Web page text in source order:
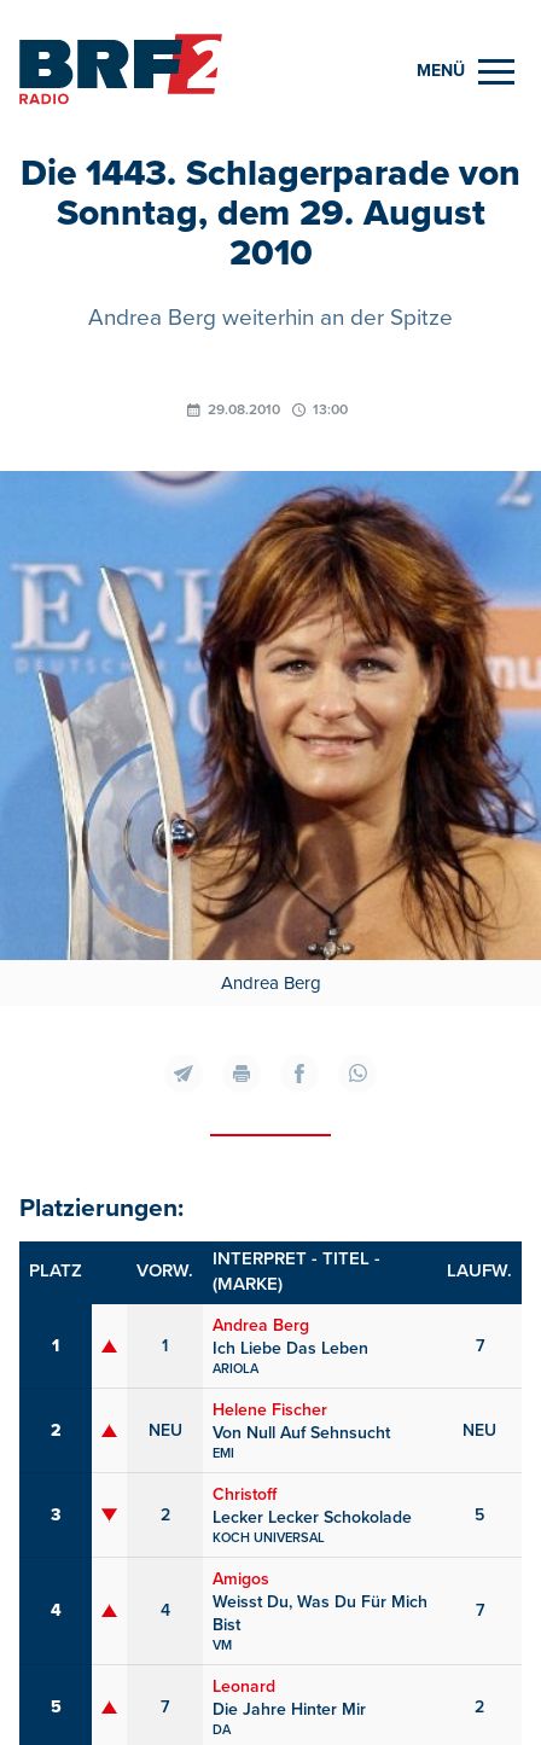
MENÜ
Die 1443. Schlagerparade von
Sonntag, dem 29. August
2010
Andrea Berg weiterhin an der Spitze
29.08.2010 13:00
Andrea Berg
Platzierungen:
PLATZ VORW.
INTERPRET - TITEL -
(MARKE)
LAUFW.
1 1
Andrea Berg
Ich Liebe Das Leben
ARIOLA
7
2 NEU
Helene Fischer
Von Null Auf Sehnsucht
EMI
NEU
3 2
Christoff
Lecker Lecker Schokolade
KOCH UNIVERSAL
5
4 4
Amigos
Weisst Du, Was Du Für Mich
Bist
VM
7
5 7
Leonard
Die Jahre Hinter Mir
DA
2